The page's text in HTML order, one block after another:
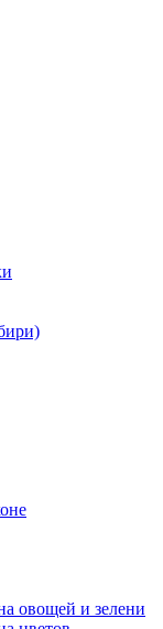
овощей и зелени